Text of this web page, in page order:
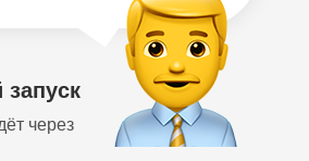
через